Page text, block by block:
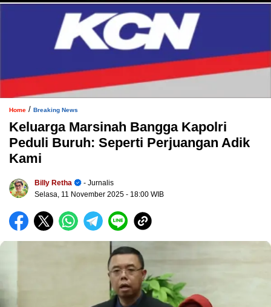
Home / Breaking News
Keluarga Marsinah Bangga Kapolri
Peduli Buruh: Seperti Perjuangan Adik
Kami
Billy Retha
- Jurnalis
Selasa, 11 November 2025 - 18:00 WIB